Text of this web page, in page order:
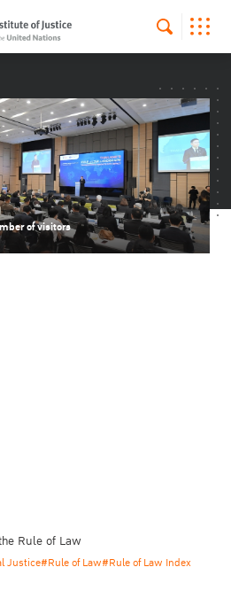
of visitors
Rule of Law
Justice#Rule of Law#Rule of Law Index